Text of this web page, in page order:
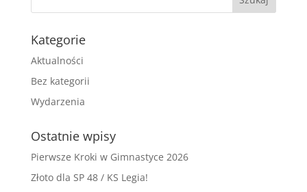
Kategorie
Aktualności
Bez kategorii
Wydarzenia
Ostatnie wpisy
Pierwsze Kroki w Gimnastyce 2026
Złoto dla SP 48 / KS Legia!